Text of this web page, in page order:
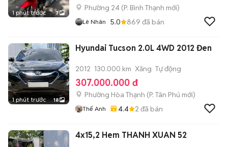
1 phút trước 7
Phường 24 (P. Bình Thạnh mới)
Lê Nhân 5.0 869 đã bán
1 phút trước 18
Hyundai Tucson 2.0L 4WD 2012 Đen
2012 130.000 km Xăng Tự động
307.000.000 đ
Phường Hòa Thạnh (P. Tân Phú mới)
Thế Anh 4.4 2 đã bán
4x15,2 Hem THANH XUAN 52